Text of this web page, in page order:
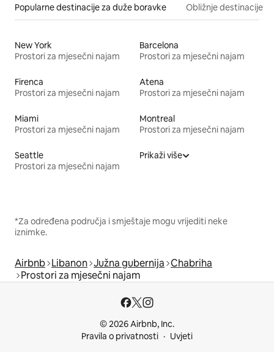
Popularne destinacije za duže boravke Obližnje destinacije
New York
Prostori za mjesečni najam
Barcelona
Prostori za mjesečni najam
Firenca
Prostori za mjesečni najam
Atena
Prostori za mjesečni najam
Miami
Prostori za mjesečni najam
Montreal
Prostori za mjesečni najam
Seattle
Prostori za mjesečni najam
Prikaži više
*Za određena područja i smještaje mogu vrijediti neke
iznimke.
Airbnb Libanon Južna gubernija Chabriha
Prostori za mjesečni najam
© 2026 Airbnb, Inc.
Pravila o privatnosti
Uvjeti